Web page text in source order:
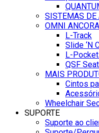
SISTEMAS DE
OMNI
L-Track
Slide ‘N
L-
QSF
MAIS
Cintos
Wheelchair
SUPORTE
Suporte ao